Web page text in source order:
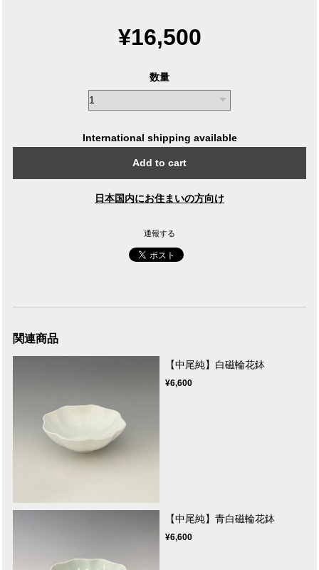
¥16,500
数量
International shipping available
Add to cart
日本国内にお住まいの方向け
通報する
関連商品
【中尾純】白磁輪花鉢
¥6,600
【中尾純】青白磁輪花鉢
¥6,600